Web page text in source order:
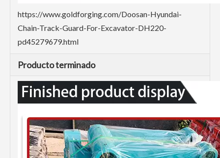
https://www.goldforging.com/Doosan-Hyundai-
Chain-Track-Guard-For-Excavator-DH220-
pd45279679.html
Producto terminado